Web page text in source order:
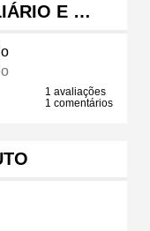
E …
1 avaliações
1 comentários